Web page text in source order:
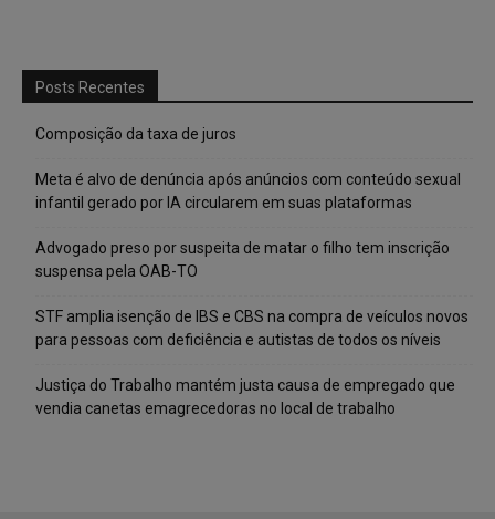
Posts Recentes
Composição da taxa de juros
Meta é alvo de denúncia após anúncios com conteúdo sexual
infantil gerado por IA circularem em suas plataformas
Advogado preso por suspeita de matar o filho tem inscrição
suspensa pela OAB-TO
STF amplia isenção de IBS e CBS na compra de veículos novos
para pessoas com deficiência e autistas de todos os níveis
Justiça do Trabalho mantém justa causa de empregado que
vendia canetas emagrecedoras no local de trabalho